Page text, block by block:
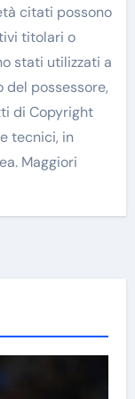
citati possono
titolari o
stati utilizzati a
possessore,
di Copyright
tecnici, in
Maggiori